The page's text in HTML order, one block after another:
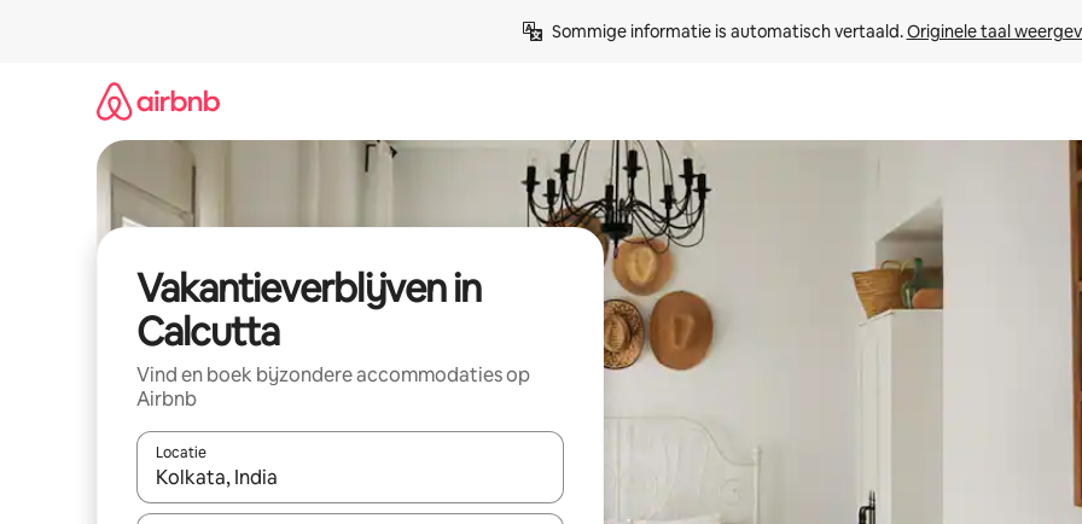
Sommige informatie is automatisch vertaald. Originele taal
Vakantieverblijven in
Calcutta
Vind en boek bijzondere accommodaties op
Airbnb
Locatie
Wanneer er resultaten beschikbaar zijn, maak je een keuze met je de pijltjestoetsen omhoog en omlaag, óf door te